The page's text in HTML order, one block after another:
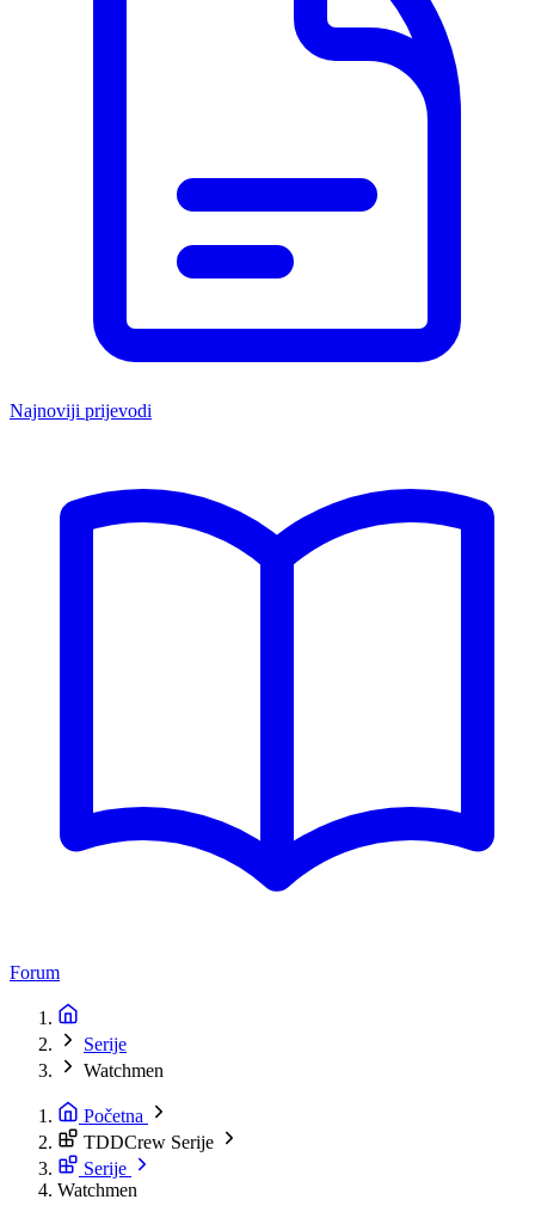
Najnoviji prijevodi
Forum
Serije
Watchmen
Početna
TDDCrew Serije
Serije
Watchmen